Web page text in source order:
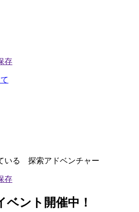
いる 探索アドベンチャー
ベント開催中！